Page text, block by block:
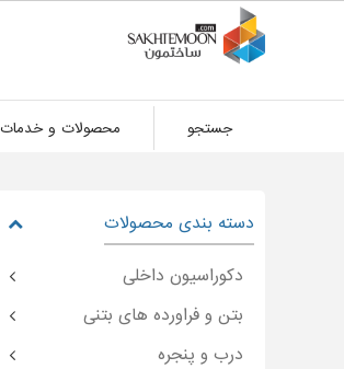
جستجو محصولات و خدمات
دسته بندی محصولات
دکوراسیون داخلی
بتن و فراورده های بتنی
درب و پنجره